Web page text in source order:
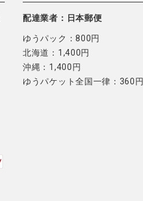
配達業者：日本郵便
ゆうパック：800円
北海道：1,400円
沖縄：1,400円
ゆうパケット全国一律：360円